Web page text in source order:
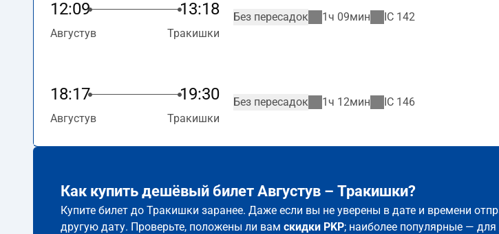
12:09 13:18
Августув Тракишки
Без пересадок 1ч 09мин IC 142
18:17 19:30
Августув Тракишки
Без пересадок 1ч 12мин IC 146
Как купить дешёвый билет Августув – Тракишки?
Купите билет до Тракишки заранее. Даже если вы не уверены в дате и времени
другую дату. Проверьте, положены ли вам скидки PKP; наиболее популярные —